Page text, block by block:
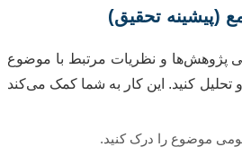
پژوهش‌ها و نظریات مرتبط با موضوع
تحلیل کنید. این کار به شما کمک می‌کند
موضوع را درک کنید.